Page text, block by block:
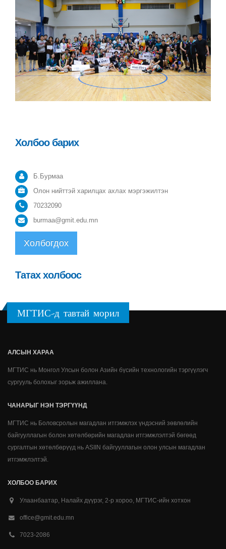
Холбоо барих
Б.Бурмаа
Олон нийттэй харилцах ахлах мэргэжилтэн
70232090
burmaa@gmit.edu.mn
Холбогдох
Татах холбоос
МГТИС-д тавтай морил
АЛСЫН ХАРАА
МГТИС нь Монгол Улсын болон Азийн бүсийн технологийн тэргүүлэгч
сургууль болохыг зорьж ажиллана.
ЧАНАРЫГ НЭН ТЭРГҮҮНД
МГТИС нь Боловсролын магадлан итгэмжлэх үндэсний зөвлөлийн
байгууллагын болон хөтөлбөрийн магадлан итгэмжлэлтэй бөгөөд
сургалтын хөтөлбөрүүд нь ASIIN байгууллагын олон улсын магадлан
итгэмжлэлтэй.
ХОЛБОО БАРИХ
Улаанбаатар, Налайх дүүрэг, 2-р хороо, МГТИС-ийн хотхон
office@gmit.edu.mn
7023-2086